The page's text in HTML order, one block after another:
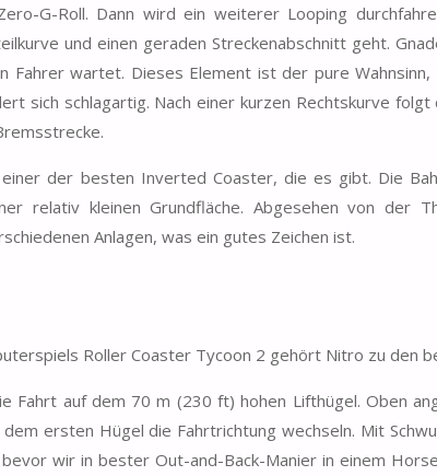
G-Roll. Dann wird ein weiterer Looping
und einen geraden Streckenabschnitt geht.
Fahrer wartet. Dieses Element ist der pure
sich schlagartig. Nach einer kurzen Rechtskurve
der besten Inverted Coaster, die es gibt. Die
relativ kleinen Grundfläche. Abgesehen von der
Anlagen, was ein gutes Zeichen ist.
Roller Coaster Tycoon 2 gehört Nitro zu den
Fahrt auf dem 70 m (230 ft) hohen Lifthügel. Oben
ersten Hügel die Fahrtrichtung wechseln. Mit
wir in bester Out-and-Back-Manier in einem